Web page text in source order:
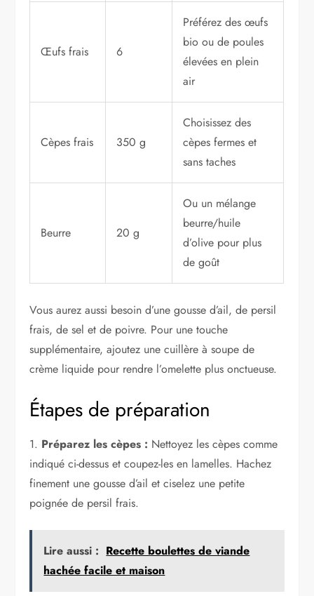
Œufs frais 6
Préférez des œufs
bio ou de poules
élevées en plein
air
Cèpes frais 350 g
Choisissez des
cèpes fermes et
sans taches
Beurre 20 g
Ou un mélange
beurre/huile
d’olive pour plus
de goût
Vous aurez aussi besoin d’une gousse d’ail, de persil
frais, de sel et de poivre. Pour une touche
supplémentaire, ajoutez une cuillère à soupe de
crème liquide pour rendre l’omelette plus onctueuse.
Étapes de préparation
1. Préparez les cèpes : Nettoyez les cèpes comme
indiqué ci-dessus et coupez-les en lamelles. Hachez
finement une gousse d’ail et ciselez une petite
poignée de persil frais.
Lire aussi : Recette boulettes de viande
hachée facile et maison